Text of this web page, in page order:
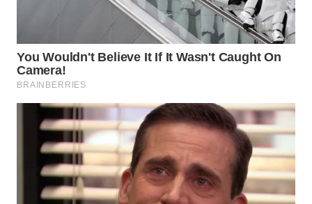
WAHANA
ADVOKAT
WAHANA
INFRASTRUKTUR
WAHANA
KONSUMEN